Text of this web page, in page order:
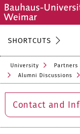
SHORTCUTS
University Partners
Alumni Discussions
Contact and